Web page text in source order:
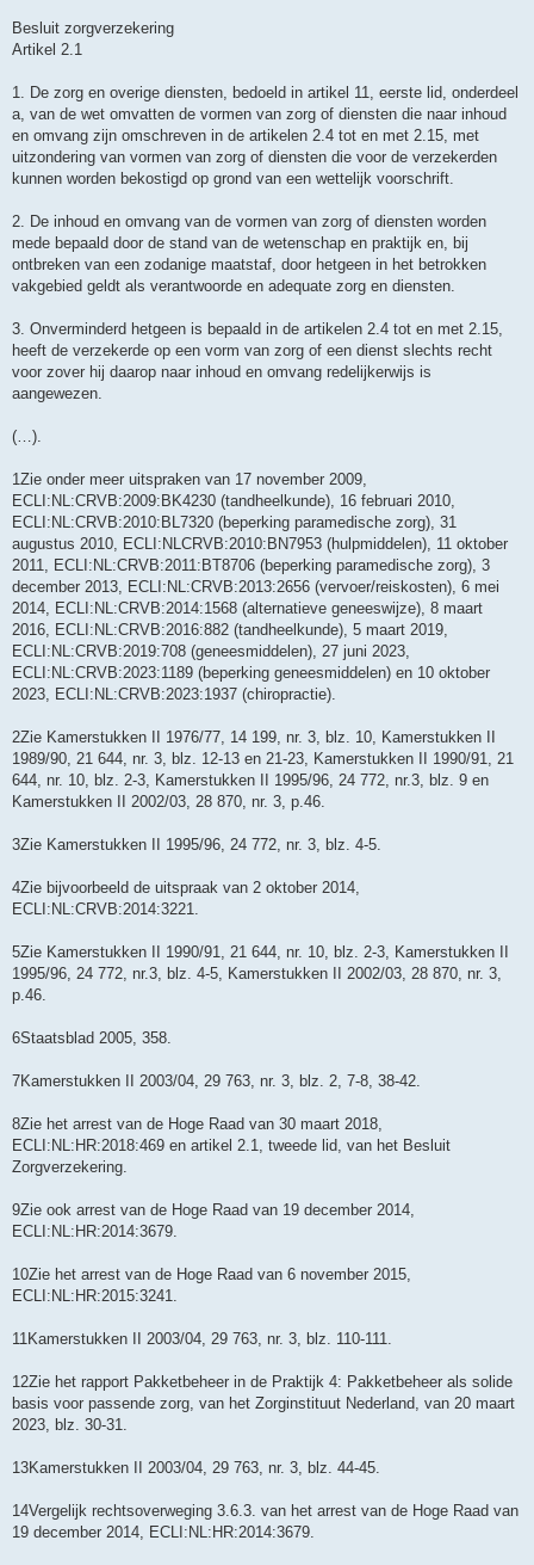
Besluit zorgverzekering
Artikel 2.1
1. De zorg en overige diensten, bedoeld in artikel 11, eerste lid, onderdeel
a, van de wet omvatten de vormen van zorg of diensten die naar inhoud
en omvang zijn omschreven in de artikelen 2.4 tot en met 2.15, met
uitzondering van vormen van zorg of diensten die voor de verzekerden
kunnen worden bekostigd op grond van een wettelijk voorschrift.
2. De inhoud en omvang van de vormen van zorg of diensten worden
mede bepaald door de stand van de wetenschap en praktijk en, bij
ontbreken van een zodanige maatstaf, door hetgeen in het betrokken
vakgebied geldt als verantwoorde en adequate zorg en diensten.
3. Onverminderd hetgeen is bepaald in de artikelen 2.4 tot en met 2.15,
heeft de verzekerde op een vorm van zorg of een dienst slechts recht
voor zover hij daarop naar inhoud en omvang redelijkerwijs is
aangewezen.
(…).
1Zie onder meer uitspraken van 17 november 2009,
ECLI:NL:CRVB:2009:BK4230 (tandheelkunde), 16 februari 2010,
ECLI:NL:CRVB:2010:BL7320 (beperking paramedische zorg), 31
augustus 2010, ECLI:NLCRVB:2010:BN7953 (hulpmiddelen), 11 oktober
2011, ECLI:NL:CRVB:2011:BT8706 (beperking paramedische zorg), 3
december 2013, ECLI:NL:CRVB:2013:2656 (vervoer/reiskosten), 6 mei
2014, ECLI:NL:CRVB:2014:1568 (alternatieve geneeswijze), 8 maart
2016, ECLI:NL:CRVB:2016:882 (tandheelkunde), 5 maart 2019,
ECLI:NL:CRVB:2019:708 (geneesmiddelen), 27 juni 2023,
ECLI:NL:CRVB:2023:1189 (beperking geneesmiddelen) en 10 oktober
2023, ECLI:NL:CRVB:2023:1937 (chiropractie).
2Zie Kamerstukken II 1976/77, 14 199, nr. 3, blz. 10, Kamerstukken II
1989/90, 21 644, nr. 3, blz. 12-13 en 21-23, Kamerstukken II 1990/91, 21
644, nr. 10, blz. 2-3, Kamerstukken II 1995/96, 24 772, nr.3, blz. 9 en
Kamerstukken II 2002/03, 28 870, nr. 3, p.46.
3Zie Kamerstukken II 1995/96, 24 772, nr. 3, blz. 4-5.
4Zie bijvoorbeeld de uitspraak van 2 oktober 2014,
ECLI:NL:CRVB:2014:3221.
5Zie Kamerstukken II 1990/91, 21 644, nr. 10, blz. 2-3, Kamerstukken II
1995/96, 24 772, nr.3, blz. 4-5, Kamerstukken II 2002/03, 28 870, nr. 3,
p.46.
6Staatsblad 2005, 358.
7Kamerstukken II 2003/04, 29 763, nr. 3, blz. 2, 7-8, 38-42.
8Zie het arrest van de Hoge Raad van 30 maart 2018,
ECLI:NL:HR:2018:469 en artikel 2.1, tweede lid, van het Besluit
Zorgverzekering.
9Zie ook arrest van de Hoge Raad van 19 december 2014,
ECLI:NL:HR:2014:3679.
10Zie het arrest van de Hoge Raad van 6 november 2015,
ECLI:NL:HR:2015:3241.
11Kamerstukken II 2003/04, 29 763, nr. 3, blz. 110-111.
12Zie het rapport Pakketbeheer in de Praktijk 4: Pakketbeheer als solide
basis voor passende zorg, van het Zorginstituut Nederland, van 20 maart
2023, blz. 30-31.
13Kamerstukken II 2003/04, 29 763, nr. 3, blz. 44-45.
14Vergelijk rechtsoverweging 3.6.3. van het arrest van de Hoge Raad van
19 december 2014, ECLI:NL:HR:2014:3679.